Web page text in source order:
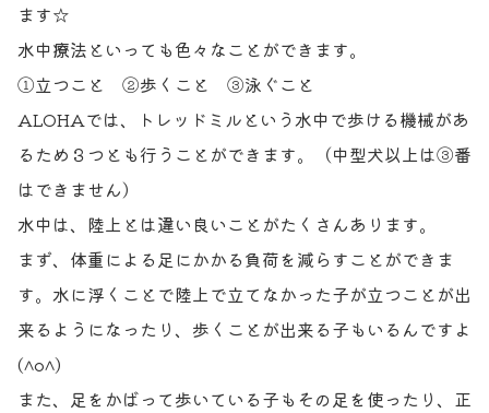
お知らせ
病院日記
リクルート
ます☆
水中療法といっても色々なことができます。
①立つこと ②歩くこと ③泳ぐこと
ALOHAでは、トレッドミルという水中で歩ける機械があ
るため３つとも行うことができます。（中型犬以上は③番
はできません）
水中は、陸上とは違い良いことがたくさんあります。
まず、体重による足にかかる負荷を減らすことができま
す。水に浮くことで陸上で立てなかった子が立つことが出
来るようになったり、歩くことが出来る子もいるんですよ
(^o^)
また、足をかばって歩いている子もその足を使ったり、正